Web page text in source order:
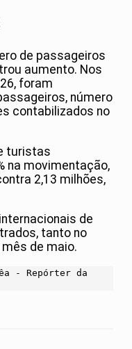
de passageiros
aumento. Nos
foram
número
contabilizados no
turistas
na movimentação,
2,13 milhões,
de
tanto no
de maio.
- Repórter da